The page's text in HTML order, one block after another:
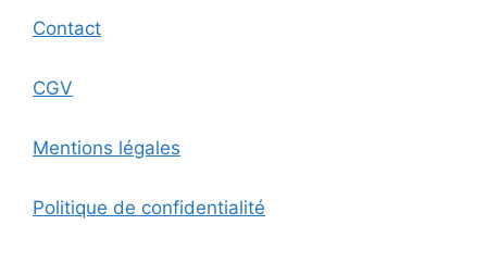
Contact
CGV
Mentions légales
Politique de confidentialité